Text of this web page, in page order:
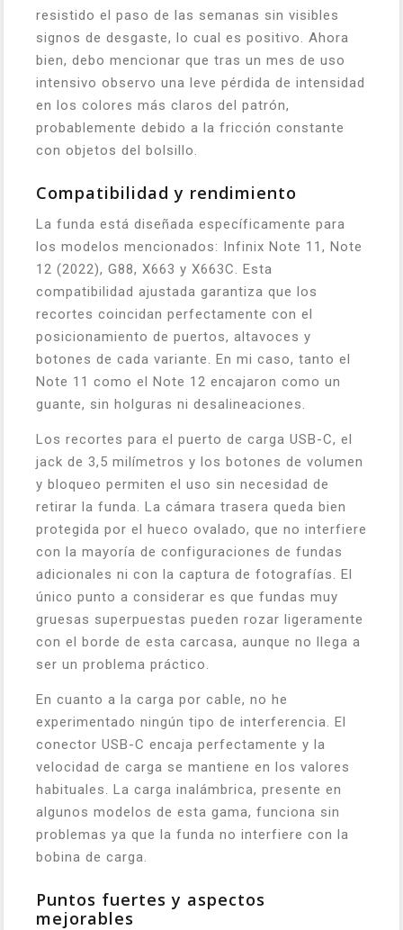
resistido el paso de las semanas sin visibles
signos de desgaste, lo cual es positivo. Ahora
bien, debo mencionar que tras un mes de uso
intensivo observo una leve pérdida de intensidad
en los colores más claros del patrón,
probablemente debido a la fricción constante
con objetos del bolsillo.
Compatibilidad y rendimiento
La funda está diseñada específicamente para
los modelos mencionados: Infinix Note 11, Note
12 (2022), G88, X663 y X663C. Esta
compatibilidad ajustada garantiza que los
recortes coincidan perfectamente con el
posicionamiento de puertos, altavoces y
botones de cada variante. En mi caso, tanto el
Note 11 como el Note 12 encajaron como un
guante, sin holguras ni desalineaciones.
Los recortes para el puerto de carga USB-C, el
jack de 3,5 milímetros y los botones de volumen
y bloqueo permiten el uso sin necesidad de
retirar la funda. La cámara trasera queda bien
protegida por el hueco ovalado, que no interfiere
con la mayoría de configuraciones de fundas
adicionales ni con la captura de fotografías. El
único punto a considerar es que fundas muy
gruesas superpuestas pueden rozar ligeramente
con el borde de esta carcasa, aunque no llega a
ser un problema práctico.
En cuanto a la carga por cable, no he
experimentado ningún tipo de interferencia. El
conector USB-C encaja perfectamente y la
velocidad de carga se mantiene en los valores
habituales. La carga inalámbrica, presente en
algunos modelos de esta gama, funciona sin
problemas ya que la funda no interfiere con la
bobina de carga.
Puntos fuertes y aspectos
mejorables